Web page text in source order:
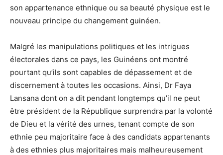
son appartenance ethnique ou sa beauté physique est le
nouveau principe du changement guinéen.
Malgré les manipulations politiques et les intrigues
électorales dans ce pays, les Guinéens ont montré
pourtant qu’ils sont capables de dépassement et de
discernement à toutes les occasions. Ainsi, Dr Faya
Lansana dont on a dit pendant longtemps qu’il ne peut
être président de la République surprendra par la volonté
de Dieu et la vérité des urnes, tenant compte de son
ethnie peu majoritaire face à des candidats appartenants
à des ethnies plus majoritaires mais malheureusement